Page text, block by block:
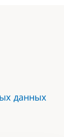
данных